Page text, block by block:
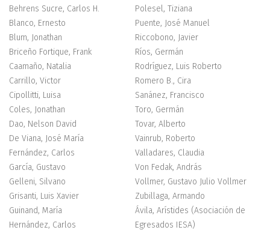
Behrens Sucre, Carlos H.
Blanco, Ernesto
Blum, Jonathan
Briceño Fortique, Frank
Caamaño, Natalia
Carrillo, Victor
Cipollitti, Luisa
Coles, Jonathan
Dao, Nelson David
De Viana, José María
Fernández, Carlos
García, Gustavo
Gelleni, Silvano
Grisanti, Luis Xavier
Guinand, María
Hernández, Carlos
Polesel, Tiziana
Puente, José Manuel
Riccobono, Javier
Ríos, Germán
Rodríguez, Luis Roberto
Romero B., Cira
Sanánez, Francisco
Toro, Germán
Tovar, Alberto
Vainrub, Roberto
Valladares, Claudia
Von Fedak, András
Vollmer, Gustavo Julio Vollmer
Zubillaga, Armando
Ávila, Arístides (Asociación de
Egresados IESA)